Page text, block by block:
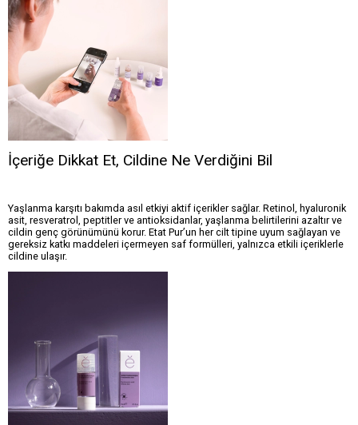
İçeriğe Dikkat Et, Cildine Ne Verdiğini Bil
Yaşlanma karşıtı bakımda asıl etkiyi aktif içerikler sağlar. Retinol, hyaluronik
asit, resveratrol, peptitler ve antioksidanlar, yaşlanma belirtilerini azaltır ve
cildin genç görünümünü korur. Etat Pur’un her cilt tipine uyum sağlayan ve
gereksiz katkı maddeleri içermeyen saf formülleri, yalnızca etkili içeriklerle
cildine ulaşır.